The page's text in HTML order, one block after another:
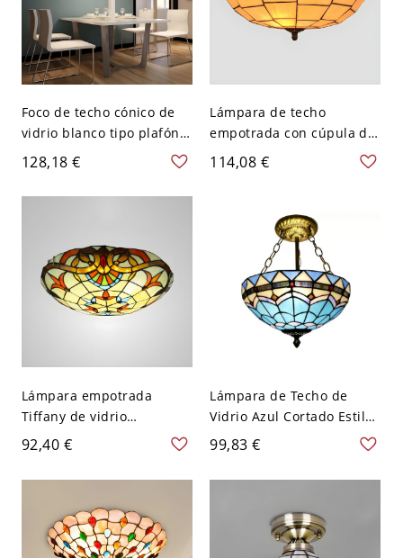
Foco de techo cónico de
vidrio blanco tipo plafón,
estilo mediterráneo, 3
luces, con patrón de hojas
verdes
128,18 €
Lámpara de techo
empotrada con cúpula de
vidrio hecho a mano, luz
Tiffany para comedor -
114,08 €
Lámpara empotrada
Tiffany de vidrio
manchado en tonos beige
para techo de cocina -
Beige 110 A 120 V 30,48
92,40 €
Lámpara de Techo de
Vidrio Azul Cortado Estilo
Tiffany 2 Luces Latón
Antiguo Montaje Semi
Empotrado con Patrón de
99,83 €